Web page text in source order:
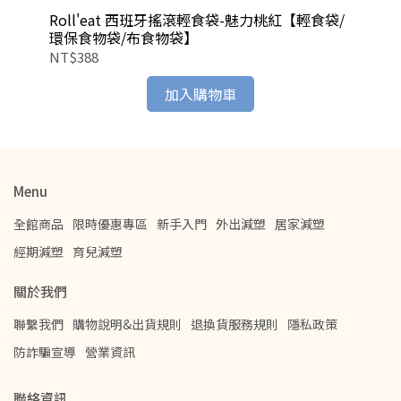
Roll'eat 西班牙搖滾輕食袋-魅力桃紅【輕食袋/
環保食物袋/布食物袋】
NT$388
加入購物車
Menu
全館商品 限時優惠專區 新手入門 外出減塑 居家減塑
經期減塑 育兒減塑
關於我們
聯繫我們 購物說明&出貨規則 退換貨服務規則
隱私政策
防詐騙宣導 營業資訊